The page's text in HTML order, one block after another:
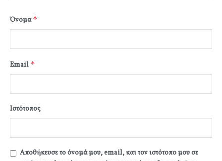
Όνομα*
Email *
Ιστότοπος
Αποθήκευσε το όνομά μου, email, και τον ιστότοπο μου σε